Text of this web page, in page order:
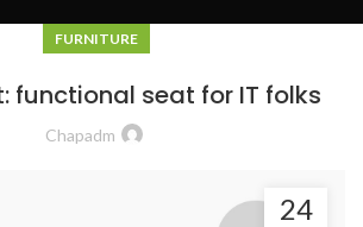
FURNITURE
functional seat for IT folks
Chapadm
24